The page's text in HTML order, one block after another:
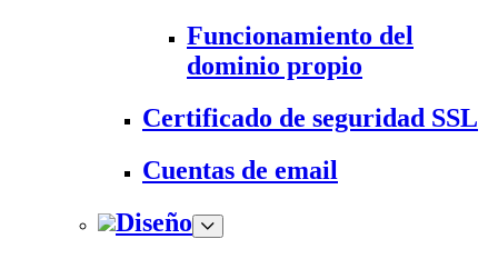
Funcionamiento del
dominio propio
Certificado de seguridad SSL
Cuentas de email
Diseño